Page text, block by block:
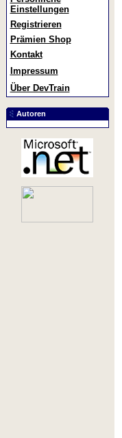
Einstellungen
Registrieren
Prämien Shop
Kontakt
Impressum
Über DevTrain
Autoren